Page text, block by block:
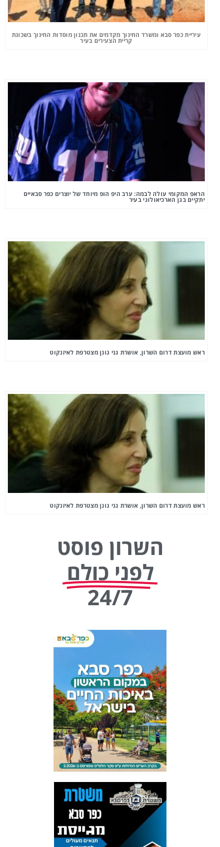
עיריית כפר סבא ומשרד החינוך מקדמים את תכנון מוסדות החינוך בשכונת
קריית הצעירים בעיר
הראפ המקומי עולה לבמה: ערב היפ הופ מיוחד של יוצרים כפר סבאיים
יתקיים בגן הארכיאולוגי בעיר
ראש מועצת דרום השרון, אושרת גני גונן מצטרפת לאיזנקוט
ראש מועצת דרום השרון, אושרת גני גונן מצטרפת לאיזנקוט
השרון פוסט
לפני כולם
24/7